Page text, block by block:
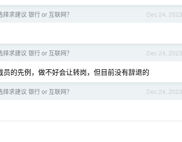
Dec 24, 2023
求建议 银行 or 互联网？
Dec 24, 2023
求建议 银行 or 互联网？
的先例，做不好会让转岗，但目前没有辞退的
Dec 24, 2023
求建议 银行 or 互联网？